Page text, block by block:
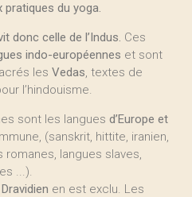
du yoga.
donc celle de l’Indus. Ces
indo-européennes et sont
les Vedas, textes de
l’hindouisme.
sont les langues d’Europe et
(sanskrit, hittite, iranien,
romanes, langues slaves,
...).
Dravidien en est exclu. Les